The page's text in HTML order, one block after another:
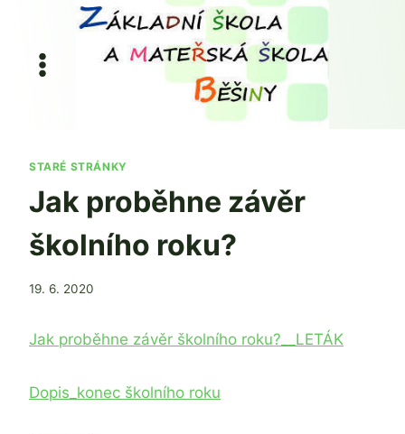
obsah
STARÉ STRÁNKY
Jak proběhne závěr
školního roku?
Od
19. 6. 2020
Jak proběhne závěr školního roku?__LETÁK
Dopis_konec školního roku